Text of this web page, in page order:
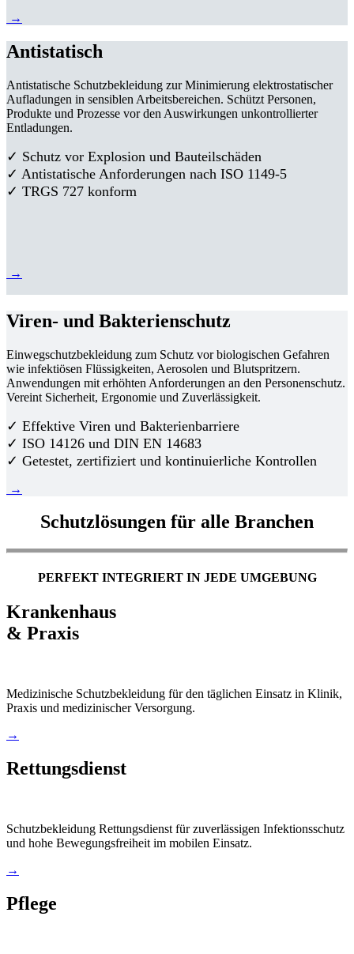
→
Antistatisch
Antistatische Schutzbekleidung zur Minimierung elektrostatischer
Aufladungen in sensiblen Arbeitsbereichen. Schützt Personen,
Produkte und Prozesse vor den Auswirkungen unkontrollierter
Entladungen.
✓ Schutz vor Explosion und Bauteilschäden
✓ Antistatische Anforderungen nach ISO 1149-5
✓ TRGS 727 konform
→
Viren- und Bakterienschutz
Einwegschutzbekleidung zum Schutz vor biologischen Gefahren
wie infektiösen Flüssigkeiten, Aerosolen und Blutspritzern.
Anwendungen mit erhöhten Anforderungen an den Personenschutz.
Vereint Sicherheit, Ergonomie und Zuverlässigkeit.
✓ Effektive Viren und Bakterienbarriere
✓ ISO 14126 und DIN EN 14683
✓ Getestet, zertifiziert und kontinuierliche Kontrollen
→
Schutzlösungen für alle Branchen
PERFEKT INTEGRIERT IN JEDE UMGEBUNG
Krankenhaus
& Praxis
Medizinische Schutzbekleidung für den täglichen Einsatz in Klinik,
Praxis und medizinischer Versorgung.
→
Rettungsdienst
Schutzbekleidung Rettungsdienst für zuverlässigen Infektionsschutz
und hohe Bewegungsfreiheit im mobilen Einsatz.
→
Pflege